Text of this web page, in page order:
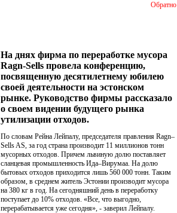
Обратно
На днях фирма по переработке мусора
Ragn-Sells провела конференцию,
посвященную десятилетнему юбилею
своей деятельности на эстонском
рынке. Руководство фирмы рассказало
о своем видении будущего рынка
утилизации отходов.
По словам Рейна Лейпалу, председателя правления Ragn–
Sells AS, за год страна производит 11 миллионов тонн
мусорных отходов. Причем львиную долю поставляет
сланцевая промышленность Ида–Вирумаа. На долю
бытовых отходов приходится лишь 560 000 тонн. Таким
образом, в среднем житель Эстонии производит мусора
на 380 кг в год. На сегодняшний день в переработку
поступает до 10% отходов. «Все, что выгодно,
перерабатывается уже сегодня», - заверил Лейпалу.